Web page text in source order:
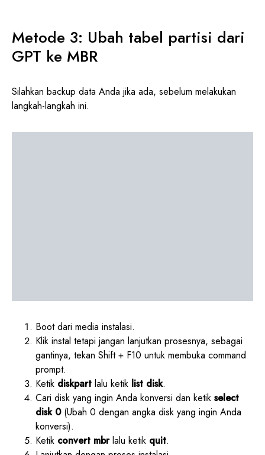
Metode 3: Ubah tabel partisi dari
GPT ke MBR
Silahkan backup data Anda jika ada, sebelum melakukan
langkah-langkah ini.
Boot dari media instalasi.
Klik instal tetapi jangan lanjutkan prosesnya, sebagai
gantinya, tekan Shift + F10 untuk membuka command
prompt.
Ketik diskpart lalu ketik list disk.
Cari disk yang ingin Anda konversi dan ketik select
disk 0(Ubah 0 dengan angka disk yang ingin Anda
konversi).
Ketik convert mbrlalu ketik quit.